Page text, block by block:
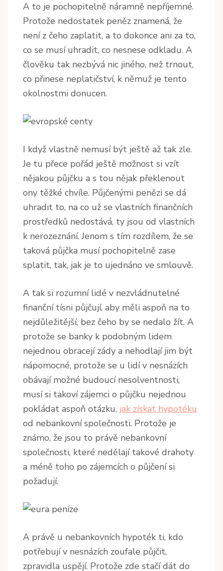
A to je pochopitelně náramně nepříjemné.
Protože nedostatek peněz znamená, že
není z čeho zaplatit, a to dokonce ani za to,
co se musí uhradit, co nesnese odkladu. A
člověku tak nezbývá nic jiného, než trnout,
co přinese neplatičství, k němuž je tento
okolnostmi donucen.
I když vlastně nemusí být ještě až tak zle.
Je tu přece pořád ještě možnost si vzít
nějakou půjčku a s tou nějak překlenout
ony těžké chvíle. Půjčenými penězi se dá
uhradit to, na co už se vlastních finančních
prostředků nedostává, ty jsou od vlastních
k nerozeznání. Jenom s tím rozdílem, že se
taková půjčka musí pochopitelně zase
splatit, tak, jak je to ujednáno ve smlouvě.
A tak si rozumní lidé v nezvládnutelné
finanční tísni půjčují, aby měli aspoň na to
nejdůležitější, bez čeho by se nedalo žít. A
protože se banky k podobným lidem
nejednou obracejí zády a nehodlají jim být
nápomocné, protože se u lidí v nesnázích
obávají možné budoucí nesolventnosti,
musí si takoví zájemci o půjčku nejednou
pokládat aspoň otázku, jak získat hypotéku
od nebankovní společnosti. Protože je
známo, že jsou to právě nebankovní
společnosti, které nedělají takové drahoty
a méně toho po zájemcích o půjčení si
požadují.
A právě u nebankovních hypoték ti, kdo
potřebují v nesnázích zoufale půjčit,
zpravidla uspějí. Protože zde stačí dát do